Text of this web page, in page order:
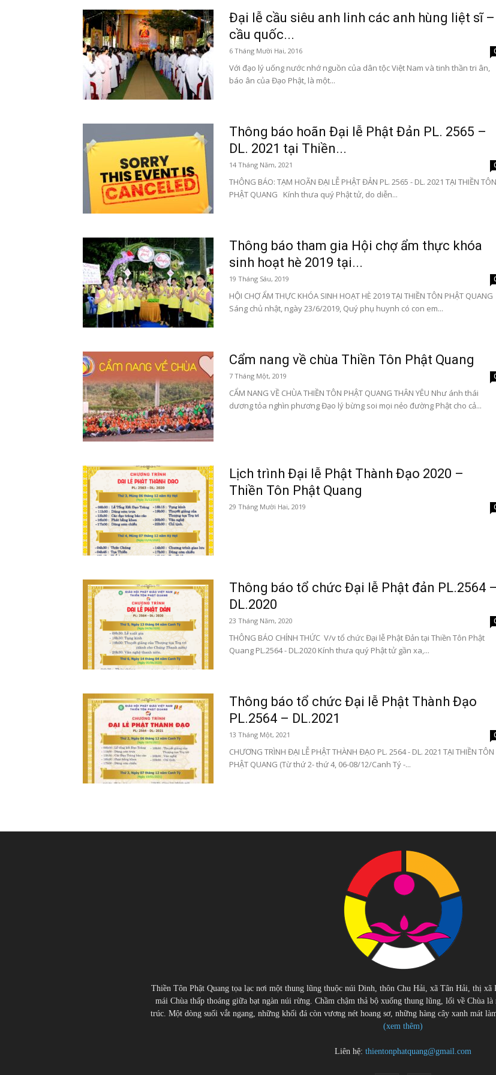
Đại lễ cầu siêu anh linh các anh hùng liệt sĩ –
cầu quốc...
6 Tháng Mười Hai, 2016
Với đạo lý uống nước nhớ nguồn của dân tộc Việt Nam và tinh thần tri ân,
báo ân của Đạo Phật, là một...
Thông báo hoãn Đại lễ Phật Đản PL. 2565 –
DL. 2021 tại Thiền...
14 Tháng Năm, 2021
THÔNG BÁO: TẠM HOÃN ĐẠI LỄ PHẬT ĐẢN PL. 2565 - DL. 2021 TẠI THIỀN TÔN
PHẬT QUANG Kính thưa quý Phật tử, do diễn...
Thông báo tham gia Hội chợ ẩm thực khóa
sinh hoạt hè 2019 tại...
19 Tháng Sáu, 2019
HỘI CHỢ ẨM THỰC KHÓA SINH HOẠT HÈ 2019 TẠI THIỀN TÔN PHẬT QUANG
Sáng chủ nhật, ngày 23/6/2019, Quý phụ huynh có con em...
Cẩm nang về chùa Thiền Tôn Phật Quang
7 Tháng Một, 2019
CẨM NANG VỀ CHÙA THIỀN TÔN PHẬT QUANG THÂN YÊU Như ánh thái
dương tỏa nghìn phương Đạo lý bừng soi mọi nẻo đường Phật cho cả...
Lịch trình Đại lễ Phật Thành Đạo 2020 –
Thiền Tôn Phật Quang
29 Tháng Mười Hai, 2019
Thông báo tổ chức Đại lễ Phật đản PL.2564 –
DL.2020
23 Tháng Năm, 2020
THÔNG BÁO CHÍNH THỨC V/v tổ chức Đại lễ Phật Đản tại Thiền Tôn Phật
Quang PL.2564 - DL.2020 Kính thưa quý Phật tử gần xa,...
Thông báo tổ chức Đại lễ Phật Thành Đạo
PL.2564 – DL.2021
13 Tháng Một, 2021
CHƯƠNG TRÌNH ĐẠI LỄ PHẬT THÀNH ĐẠO PL. 2564 - DL. 2021 TẠI THIỀN TÔN
PHẬT QUANG (Từ thứ 2- thứ 4, 06-08/12/Canh Tý -...
Thiền Tôn Phật Quang tọa lạc nơi một thung lũng thuộc núi Dinh, thôn Chu Hải, xã Tân Hải, thị
mái Chùa thấp thoáng giữa bạt ngàn núi rừng. Chầm chậm thả bộ xuống thung lũng, lối về Chùa
trúc. Một dòng suối vắt ngang, những khối đá còn vương nét hoang sơ, những hàng cây xanh mát
(xem thêm)
Liên hệ: thientonphatquang@gmail.com